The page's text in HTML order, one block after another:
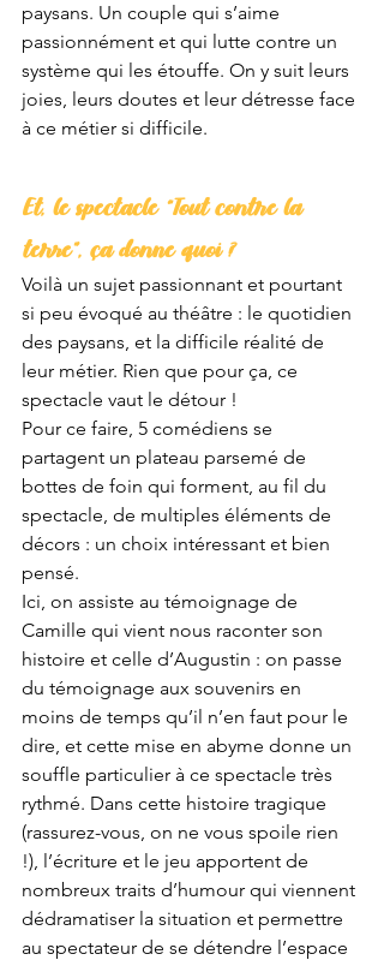
paysans. Un couple qui s’aime
passionnément et qui lutte contre un
système qui les étouffe. On y suit leurs
joies, leurs doutes et leur détresse face
à ce métier si difficile.
Et, le spectacle “Tout contre la
terre”, ça donne quoi ?
Voilà un sujet passionnant et pourtant
si peu évoqué au théâtre : le quotidien
des paysans, et la difficile réalité de
leur métier. Rien que pour ça, ce
spectacle vaut le détour !
Pour ce faire, 5 comédiens se
partagent un plateau parsemé de
bottes de foin qui forment, au fil du
spectacle, de multiples éléments de
décors : un choix intéressant et bien
pensé.
Ici, on assiste au témoignage de
Camille qui vient nous raconter son
histoire et celle d’Augustin : on passe
du témoignage aux souvenirs en
moins de temps qu’il n’en faut pour le
dire, et cette mise en abyme donne un
souffle particulier à ce spectacle très
rythmé. Dans cette histoire tragique
(rassurez-vous, on ne vous spoile rien
!), l’écriture et le jeu apportent de
nombreux traits d’humour qui viennent
dédramatiser la situation et permettre
au spectateur de se détendre l’espace